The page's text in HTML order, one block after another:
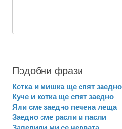
Подобни фрази
Котка и мишка ще спят заедно
Куче и котка ще спят заедно
Яли сме заедно печена леща
Заедно сме расли и пасли
Залепили ми се червата